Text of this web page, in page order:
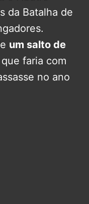
da Batalha de
um salto de
faria com
no ano